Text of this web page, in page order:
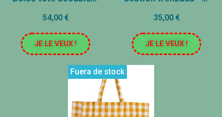
54,00 €
JE LE VEUX !
35,00 €
JE LE VEUX !
Fuera de stock